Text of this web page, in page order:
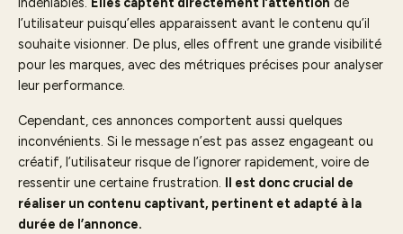
l’utilisateur puisqu’elles apparaissent avant le contenu qu’il
souhaite visionner. De plus, elles offrent une grande visibilité
pour les marques, avec des métriques précises pour analyser
leur performance.
Cependant, ces annonces comportent aussi quelques
inconvénients. Si le message n’est pas assez engageant ou
créatif, l’utilisateur risque de l’ignorer rapidement, voire de
ressentir une certaine frustration. Il est donc crucial de
réaliser un contenu captivant, pertinent et adapté à la
durée de l’annonce.